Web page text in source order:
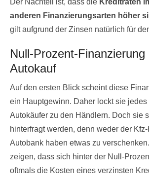
Der Nachteil ist, dass die Kreditraten
anderen Finanzierungsarten höher
gilt aufgrund der Zinsen natürlich für
Null-Prozent-Finanzierung
Autokauf
Auf den ersten Blick scheint diese
ein Hauptgewinn. Daher lockt sie
Autokäufer zu den Händlern. Doch sie
hinterfragt werden, denn weder der
Autobank haben etwas zu
zeigen, dass sich hinter der Null-
oftmals die Kosten eines verzinsten